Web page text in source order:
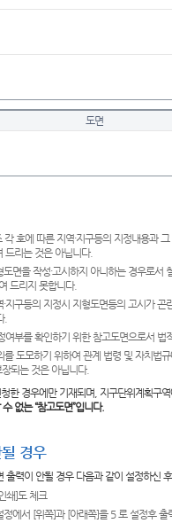
도면
각 호에 따른 지역·지구등의 지정내용
드리는 것은 아닙니다.
도면을 작성·고시하지 아니하는 경우로
드리지 못합니다.
·지구등의 지정시 지형도면등의 고시가
.
여부를 확인하기 위한 참고도면으로서
를 도모하기 위하여 관계 법령 및 자치
되는 것은 아닙니다.
한 경우에만 기재되며, 지구단위계획
없는 “참고도면”입니다.
경우
력이 안될 경우 다음과 같이 설정하신
쇄]도 체크
에서 [위쪽]과 [아래쪽]을 5 로 설정후 출